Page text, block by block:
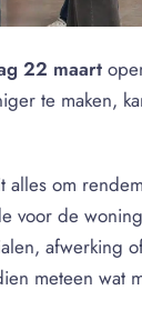
22 maart
te maken,
alles om
voor de
afwerking
meteen wat